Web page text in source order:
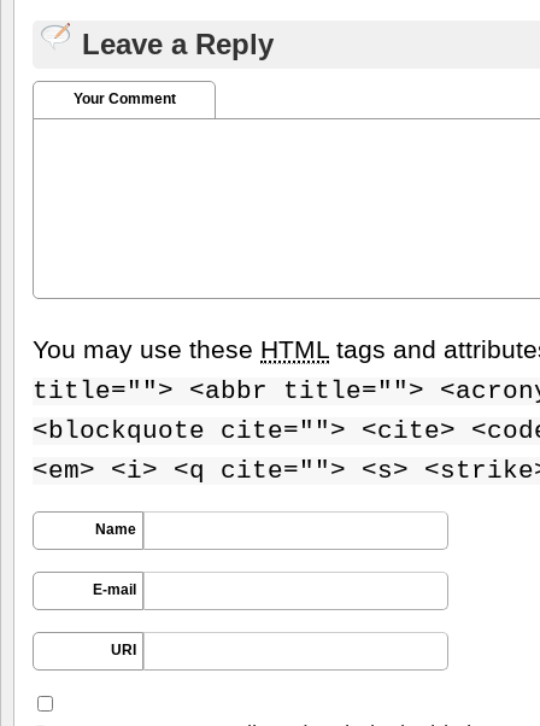
Leave a Reply
Your Comment
You may use these HTML tags and
title=""> <abbr title="">
<blockquote cite=""> <cite>
<em> <i> <q cite=""> <s>
Name
E-mail
URI